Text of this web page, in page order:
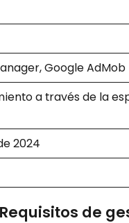
Google AdMob
a través de la
2024
de